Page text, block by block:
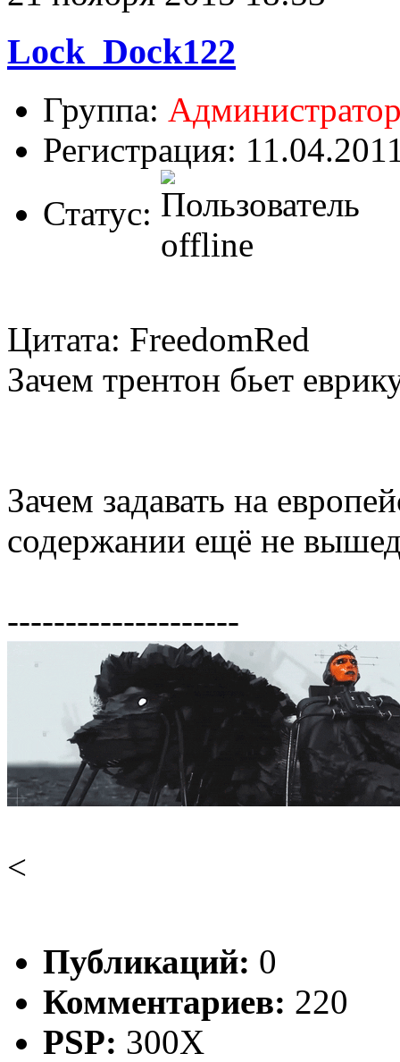
Lock_Dock122
Группа:
Регистрация:
Статус:
Цитата: FreedomRed
Зачем трентон бьет
Зачем задавать на
содержании ещё не
--------------------
<
Публикаций: 0
Комментариев: 220
PSP: 300X